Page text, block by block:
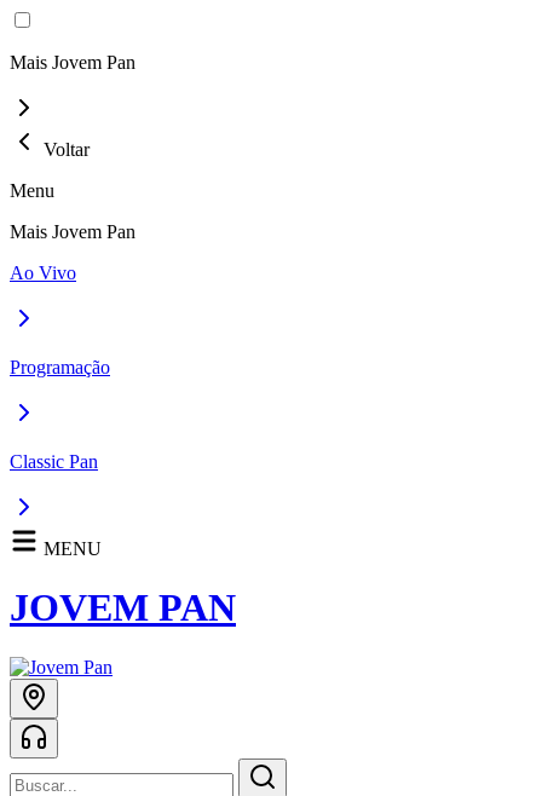
Mais Jovem Pan
Voltar
Menu
Mais Jovem Pan
Ao Vivo
Programação
Classic Pan
MENU
JOVEM PAN